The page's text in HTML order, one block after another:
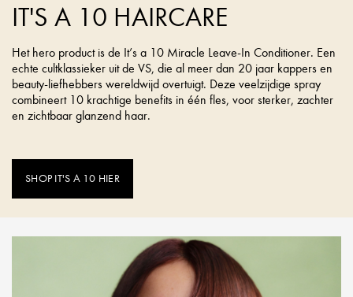
IT'S A 10 HAIRCARE
Het hero product is de It’s a 10 Miracle Leave-In Conditioner. Een
echte cultklassieker uit de VS, die al meer dan 20 jaar kappers en
beauty-liefhebbers wereldwijd overtuigt. Deze veelzijdige spray
combineert 10 krachtige benefits in één fles, voor sterker, zachter
en zichtbaar glanzend haar.
SHOP IT'S A 10 HIER